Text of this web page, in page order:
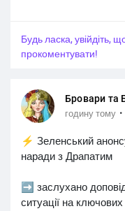
Будь ласка, увійдіть,
прокоментувати!
Бровари та
годину тому ·
⚡️ Зеленський
наради з Драпатим
➡️ заслухано
ситуації на